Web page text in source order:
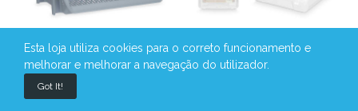
< >
Esta loja utiliza cookies para o correto funcionamento e
melhorar e melhorar a navegação do utilizador.
Got It!